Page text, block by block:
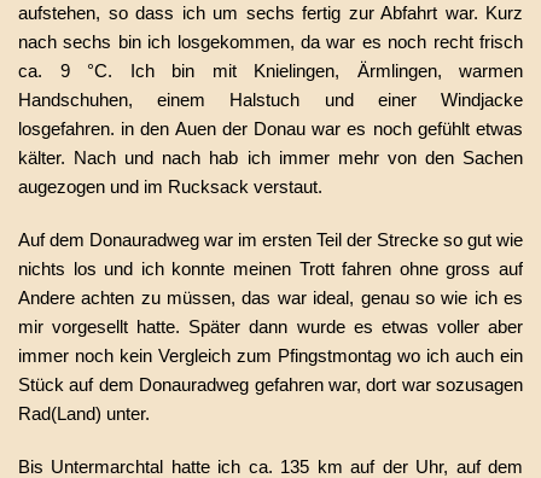
aufstehen, so dass ich um sechs fertig zur Abfahrt war. Kurz
nach sechs bin ich losgekommen, da war es noch recht frisch
ca. 9 °C. Ich bin mit Knielingen, Ärmlingen, warmen
Handschuhen, einem Halstuch und einer Windjacke
losgefahren. in den Auen der Donau war es noch gefühlt etwas
kälter. Nach und nach hab ich immer mehr von den Sachen
augezogen und im Rucksack verstaut.
Auf dem Donauradweg war im ersten Teil der Strecke so gut wie
nichts los und ich konnte meinen Trott fahren ohne gross auf
Andere achten zu müssen, das war ideal, genau so wie ich es
mir vorgesellt hatte. Später dann wurde es etwas voller aber
immer noch kein Vergleich zum Pfingstmontag wo ich auch ein
Stück auf dem Donauradweg gefahren war, dort war sozusagen
Rad(Land) unter.
Bis Untermarchtal hatte ich ca. 135 km auf der Uhr, auf dem